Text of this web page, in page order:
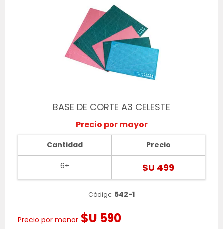
BASE DE CORTE A3 CELESTE
Precio por mayor
Cantidad
6+
Precio
$U 499
Código: 542-1
Precio por menor $U 590